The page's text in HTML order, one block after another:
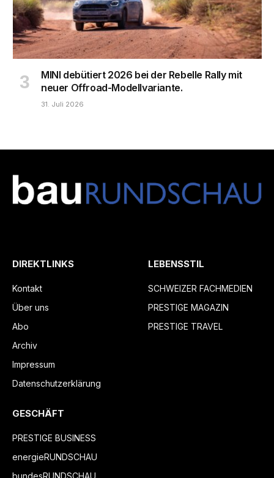
MINI debütiert 2026 bei der Rebelle Rally mit
neuer Offroad-Modellvariante.
31. Juli 2026
DIREKTLINKS
Kontakt
Über uns
Abo
Archiv
Impressum
Datenschutzerklärung
LEBENSSTIL
SCHWEIZER FACHMEDIEN
PRESTIGE MAGAZIN
PRESTIGE TRAVEL
GESCHÄFT
PRESTIGE BUSINESS
energieRUNDSCHAU
bundesRUNDSCHAU